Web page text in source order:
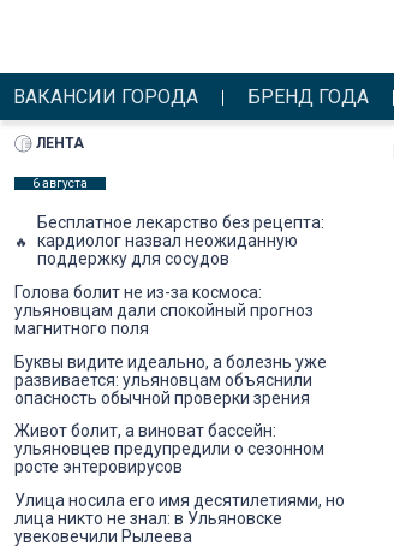
ВАКАНСИИ ГОРОДА БРЕНД ГОДА
ЛЕНТА
6 августа
Бесплатное лекарство без рецепта:
кардиолог назвал неожиданную
поддержку для сосудов
Голова болит не из-за космоса:
ульяновцам дали спокойный прогноз
магнитного поля
Буквы видите идеально, а болезнь уже
развивается: ульяновцам объяснили
опасность обычной проверки зрения
Живот болит, а виноват бассейн:
ульяновцев предупредили о сезонном
росте энтеровирусов
Улица носила его имя десятилетиями, но
лица никто не знал: в Ульяновске
увековечили Рылеева